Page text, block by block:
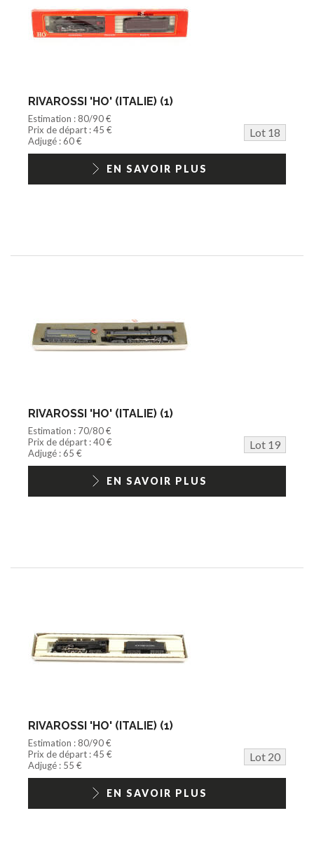
RIVAROSSI 'HO' (ITALIE) (1)
Estimation : 80/90 €
Prix de départ : 45 €
Lot 18
Adjugé : 60 €
EN SAVOIR PLUS
RIVAROSSI 'HO' (ITALIE) (1)
Estimation : 70/80 €
Prix de départ : 40 €
Lot 19
Adjugé : 65 €
EN SAVOIR PLUS
RIVAROSSI 'HO' (ITALIE) (1)
Estimation : 80/90 €
Prix de départ : 45 €
Lot 20
Adjugé : 55 €
EN SAVOIR PLUS